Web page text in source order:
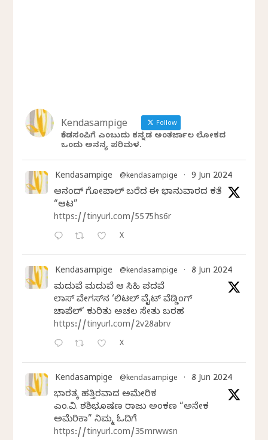
Kendasampige Follow
ಕೆಂಡಸಂಪಿಗೆ ಎಂಬುದು ಕನ್ನಡ ಅಂತರ್ಜಾಲ ಲೋಕದ
ಒಂದು ಅನನ್ಯ ಪರಿಮಳ.
Kendasampige @kendasampige · 9 Jun 2024
ಆನಂದ್‌ ಗೋಪಾಲ್‌ ಬರೆದ ಈ ಭಾನುವಾರದ ಕತೆ
“ಆಟ”
https://tinyurl.com/5575hs6r
X
Kendasampige @kendasampige · 8 Jun 2024
ಮದುವೆ ಮದುವೆ ಆ ಸಿಹಿ ಪದವೆ
ಲಾಸ್‌ ವೇಗಸ್‌ನ ‘ಲಿಟಲ್ ವೈಟ್ ವೆಡ್ಡಿಂಗ್
ಚಾಪೆಲ್’ ಕುರಿತು ಅಚಲ ಸೇತು ಬರಹ
https://tinyurl.com/2v28abrv
X
Kendasampige @kendasampige · 8 Jun 2024
ಭಾರತಕ್ಕೆ ಹತ್ತಿರವಾದ ಅಮೇರಿಕ
ಎಂ.ವಿ. ಶಶಿಭೂಷಣ ರಾಜು ಅಂಕಣ “ಅನೇಕ
ಅಮೆರಿಕಾ” ನಿಮ್ಮ ಓದಿಗೆ
https://tinyurl.com/35mrwwsn